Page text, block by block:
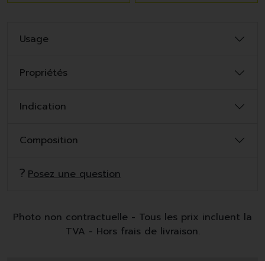
Usage
Propriétés
Indication
Composition
Posez une question
Photo non contractuelle - Tous les prix incluent la
TVA - Hors frais de livraison.